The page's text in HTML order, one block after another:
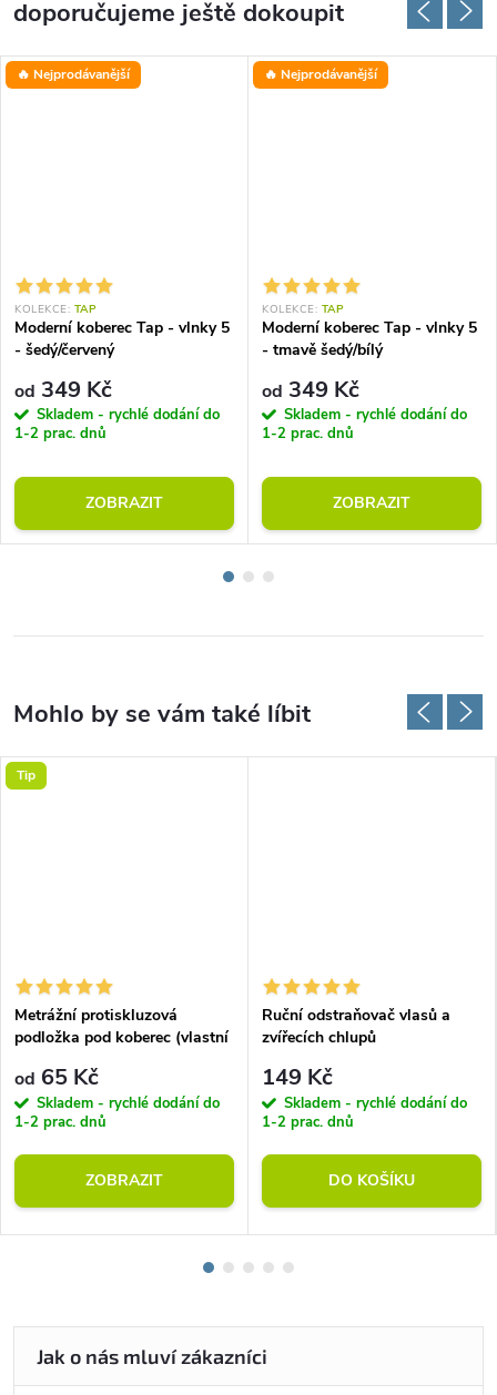
doporučujeme ještě dokoupit
🔥 Nejprodávanější
KOLEKCE: TAP
Moderní koberec Tap - vlnky 5
- šedý/červený
od 349 Kč
Skladem - rychlé dodání do
1-2 prac. dnů
ZOBRAZIT
🔥 Nejprodávanější
KOLEKCE: TAP
Moderní koberec Tap - vlnky 5
- tmavě šedý/bílý
od 349 Kč
Skladem - rychlé dodání do
1-2 prac. dnů
ZOBRAZIT
Tip
Metrážní protiskluzová
podložka pod koberec (vlastní
od 65 Kč
Skladem - rychlé dodání do
1-2 prac. dnů
ZOBRAZIT
Ruční odstraňovač vlasů a
zvířecích chlupů
149 Kč
Skladem - rychlé dodání do
1-2 prac. dnů
DO KOŠÍKU